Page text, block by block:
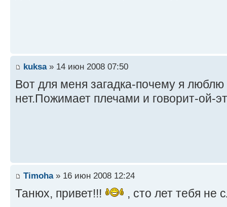
kuksa» 14 июн 2008 07:50
Вот для меня загадка-почему я
нет.Пожимает плечами и говорит-ой-
Timoha» 16 июн 2008 12:24
Танюх, привет!!! , сто лет тебя не